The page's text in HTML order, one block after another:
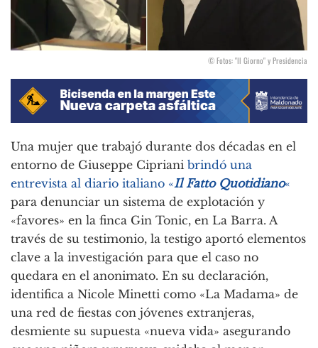
© Fotos: "Il Giorno" y Presidencia
Una mujer que trabajó durante dos décadas en el
entorno de Giuseppe Cipriani brindó una
entrevista al diario italiano «Il Fatto Quotidiano«
para denunciar un sistema de explotación y
«favores» en la finca Gin Tonic, en La Barra. A
través de su testimonio, la testigo aportó elementos
clave a la investigación para que el caso no
quedara en el anonimato. En su declaración,
identifica a Nicole Minetti como «La Madama» de
una red de fiestas con jóvenes extranjeras,
desmiente su supuesta «nueva vida» asegurando